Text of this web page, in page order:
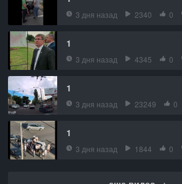
3 дня назад 2340 0
1
3 дня назад 4345 0
1
3 дня назад 23249 0
1
3 дня назад 1844 0